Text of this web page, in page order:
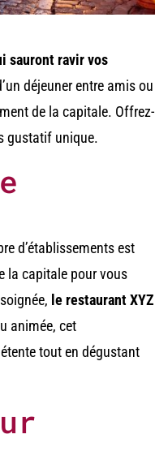
sauront ravir vos
déjeuner entre amis ou
de la capitale. Offrez-
gustatif unique.
d’établissements est
la capitale pour vous
le restaurant XYZ
animée, cet
tout en dégustant